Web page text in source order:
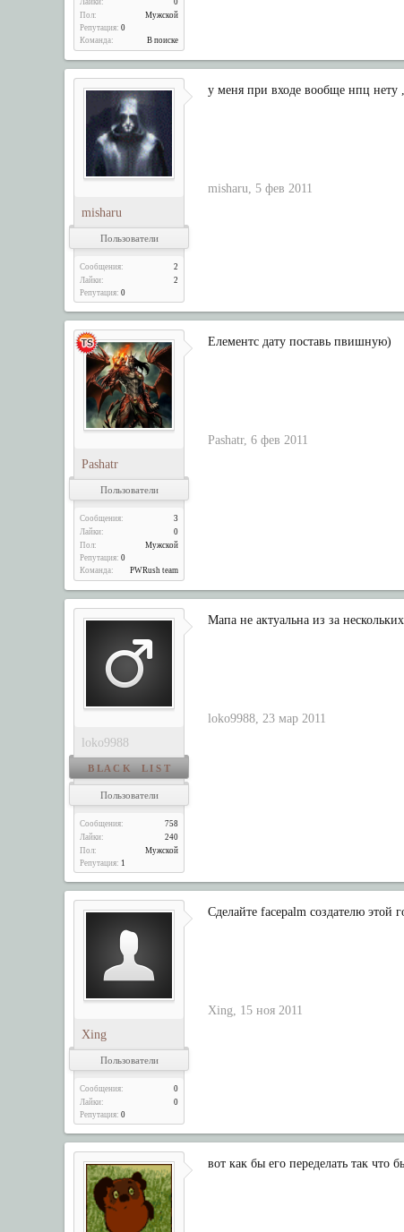
Лайки:
0
Пол:
Мужской
Репутация: 0
Команда:
В поиске
misharu
Пользователи
Сообщения:
2
Лайки:
2
Репутация: 0
у меня при входе вообще нпц нету ,
misharu, 5 фев 2011
Pashatr
Пользователи
Сообщения:
3
Лайки:
0
Пол:
Мужской
Репутация: 0
Команда:
PWRush team
Елементс дату поставь пвишную)
Pashatr, 6 фев 2011
loko9988
B L A C K L I S T
Пользователи
Сообщения:
758
Лайки:
240
Пол:
Мужской
Репутация: 1
Мапа не актуальна из за
loko9988, 23 мар 2011
Xing
Пользователи
Сообщения:
0
Лайки:
0
Репутация: 0
Сделайте facepalm создателю этой
Xing, 15 ноя 2011
вот как бы его переделать так